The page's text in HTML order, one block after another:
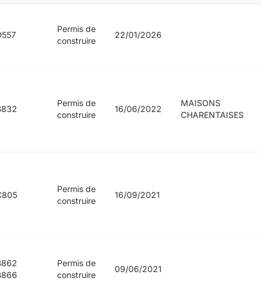
Permis de
construire
22/01/2026
Permis de
construire
16/06/2022
MAISONS
CHARENTAISES
Permis de
construire
16/09/2021
Permis de
construire
09/06/2021